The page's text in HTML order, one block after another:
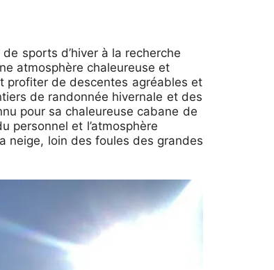
sports d’hiver à la recherche
atmosphère chaleureuse et
profiter de descentes agréables et
de randonnée hivernale et des
pour sa chaleureuse cabane de
personnel et l’atmosphère
neige, loin des foules des grandes